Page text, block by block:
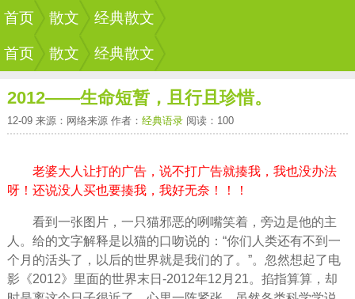
首页 散文 经典散文
首页 散文 经典散文
2012――生命短暂，且行且珍惜。
12-09 来源：网络来源 作者： 经典语录阅读：100
老婆大人让打的广告，说不打广告就揍我，我也没办法
呀！还说没人买也要揍我，我好无奈！！！
看到一张图片，一只猫邪恶的咧嘴笑着，旁边是他的主
人。给的文字解释是以猫的口吻说的：“你们人类还有不到一
个月的活头了，以后的世界就是我们的了。”。忽然想起了电
影《2012》里面的世界末日-2012年12月21。掐指算算，却